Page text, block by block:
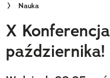
Wielki Konkurs
Trendbook Podróżniczy
Polecane
Nauka
X
października!